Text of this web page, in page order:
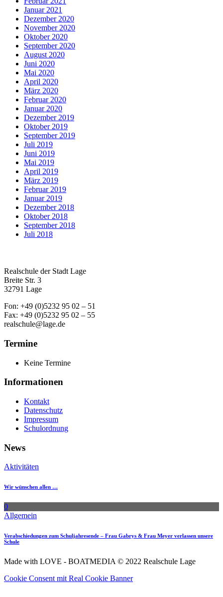
Januar 2021
Dezember 2020
November 2020
Oktober 2020
September 2020
August 2020
Juni 2020
Mai 2020
April 2020
März 2020
Februar 2020
Januar 2020
Dezember 2019
Oktober 2019
September 2019
Juli 2019
Juni 2019
Mai 2019
April 2019
März 2019
Februar 2019
Januar 2019
Dezember 2018
Oktober 2018
September 2018
Juli 2018
Realschule der Stadt Lage
Breite Str. 3
32791 Lage
Fon: +49 (0)5232 95 02 – 51
Fax: +49 (0)5232 95 02 – 55
realschule@lage.de
Termine
Keine Termine
Informationen
Kontakt
Datenschutz
Impressum
Schulordnung
News
Aktivitäten
Wir wünschen allen …
0
Allgemein
Verabschiedungen zum Schuljahresende – Frau Gabrys & Frau Meyer verlassen unsere
Schule
Made with LOVE - BOATMEDIA © 2022 Realschule Lage
Cookie Consent mit Real Cookie Banner